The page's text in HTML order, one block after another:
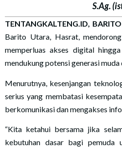
S.Ag.
TENTANGKALTENG.ID,
Barito Utara, Hasrat,
memperluas akses digital
mendukung potensi generasi muda
Menurutnya, kesenjangan
serius yang membatasi
berkomunikasi dan mengakses
“Kita ketahui bersama jika
kebutuhan dasar bagi pemuda